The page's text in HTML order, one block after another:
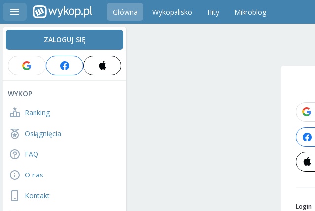
Główna Wykopalisko Hity Mikroblog
ZALOGUJ SIĘ
WYKOP
Ranking
Osiągnięcia
FAQ
O nas
Kontakt
Login